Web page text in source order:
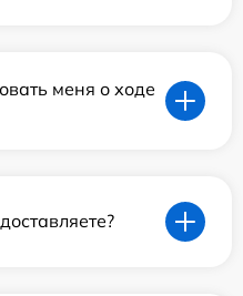
меня о ходе